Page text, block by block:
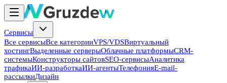
Сервисы
Все сервисыВсе категорииVPS/VDSВиртуальный
хостингВыделенные серверыОблачные платформыCRM-
системыКонструкторы сайтовSEO-сервисыАналитика
трафикаИИ-разработкаИИ-агентыТелефонияE-mail-
рассылкиДизайн